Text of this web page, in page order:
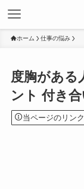
ホーム 仕事の悩み
度胸がある
ント 付き
当ページのリン